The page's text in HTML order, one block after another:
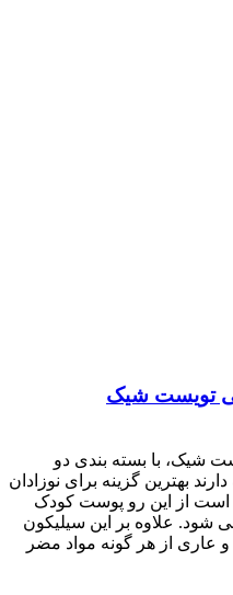
تویست شیک، با بسته بندی دو
بهترین گزینه برای نوزادان
پستانک دارای ۴ حفره است از این رو پوست کودک
علاوه بر این سیلیکون
و عاری از هر گونه مواد مضر